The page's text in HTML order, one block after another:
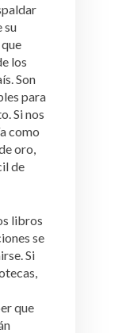
su
los
Son
para
Si nos
como
oro,
de
libros
se
Si
que